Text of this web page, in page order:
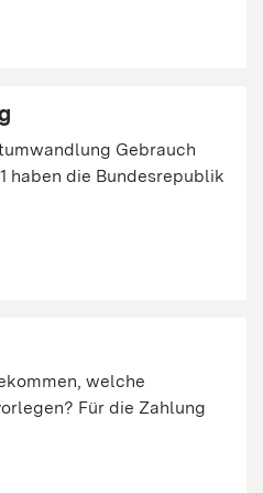
Gebrauch
haben die Bundesrepublik
welche
Für die Zahlung